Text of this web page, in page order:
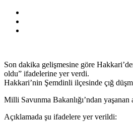
Son dakika gelişmesine göre
oldu” ifadelerine yer verdi.
Hakkari’nin Şemdinli ilçesinde çığ
Milli Savunma Bakanlığı’ndan yaşanan
Açıklamada şu ifadelere yer verildi: